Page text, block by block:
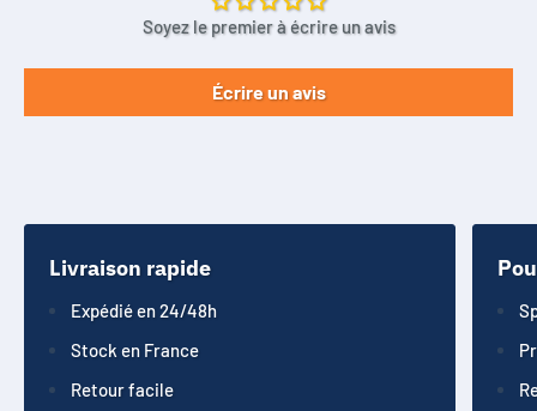
Soyez le premier à écrire un avis
Écrire un avis
Livraison rapide
Expédié en 24/48h
Stock en France
Retour facile